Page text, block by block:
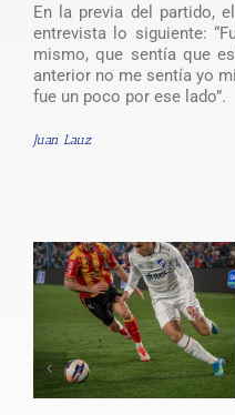
En la previa del partido,
entrevista lo siguiente:
mismo, que sentía que
anterior no me sentía yo
fue un poco por ese lado”.
Juan Lauz